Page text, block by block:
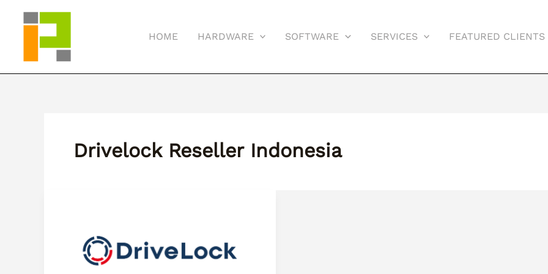
HOME HARDWARE SOFTWARE SERVICES FEATURED CLIENTS
Drivelock Reseller Indonesia
DriveLock
Agent